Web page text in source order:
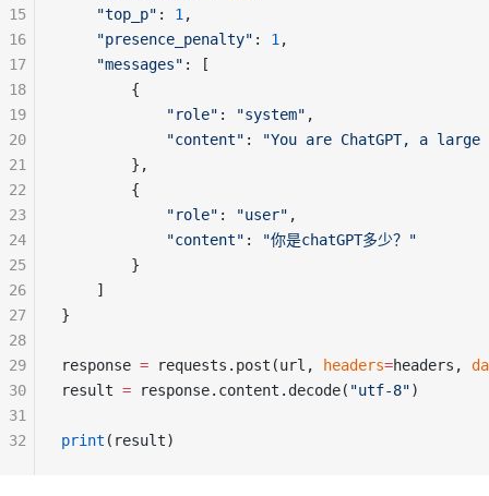
"top_p" : 1 ,
"presence_penalty" : 1 ,
"messages" : [
        {
"role" : "system" ,
"content" :
"You are ChatGPT, a
        },
        {
"role" : "user" ,
"content" :
"你是chatGPT多少？"
        }
    ]
}
response = requests.post(url, headers=headers,
result = response.content.decode( "utf-8")
print (result)
15
16
17
18
19
20
21
22
23
24
25
26
27
28
29
30
31
32